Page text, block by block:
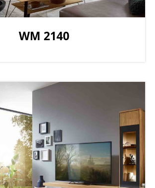
WM 2140